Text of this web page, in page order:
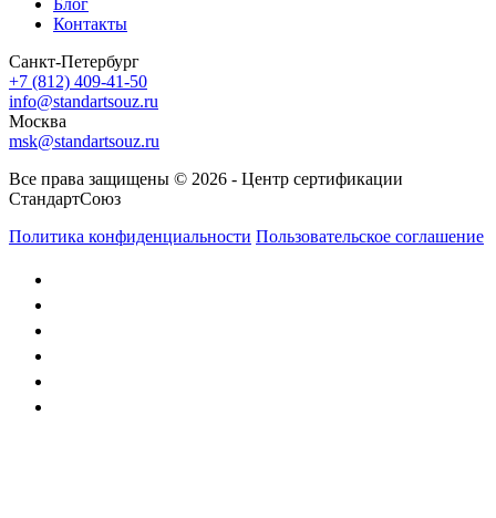
Блог
Контакты
Санкт-Петербург
+7 (812) 409-41-50
info@standartsouz.ru
Москва
msk@standartsouz.ru
Все права защищены © 2026 - Центр сертификации
СтандартСоюз
Политика конфиденциальности Пользовательское соглашение